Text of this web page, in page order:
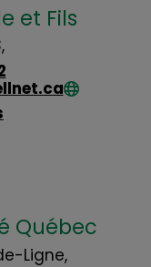
et Fils
Québec
Ligne,